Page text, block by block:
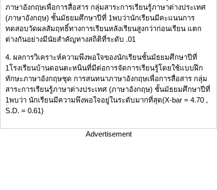
ภาษาอังกฤษเพื่อการสื่อสาร กลุ่มสาระการเรียนรู้ภาษาต่างประเทศ
(ภาษาอังกฤษ) ชั้นมัธยมศึกษาปีที่ 1พบว่านักเรียนมีคะแนนการ
ทดสอบวัดผลสัมฤทธิ์ทางการเรียนหลังเรียนสูงกว่าก่อนเรียน แตก
ต่างกันอย่างมีนัยสำคัญทางสถิติที่ระดับ .01
4. ผลการวิเคราะห์ความพึงพอใจของนักเรียนชั้นมัธยมศึกษาปีที่
1โรงเรียนบ้านดอนตะหนินที่มีต่อการจัดการเรียนรู้โดยใช้แบบฝึก
ทักษะภาษาอังกฤษชุด การสนทนาภาษาอังกฤษเพื่อการสื่อสาร กลุ่ม
สาระการเรียนรู้ภาษาต่างประเทศ (ภาษาอังกฤษ) ชั้นมัธยมศึกษาปีที่
1พบว่า นักเรียนมีความพึงพอใจอยู่ในระดับมากที่สุด(X-bar = 4.70 ,
S.D. = 0.61)
Advertisement